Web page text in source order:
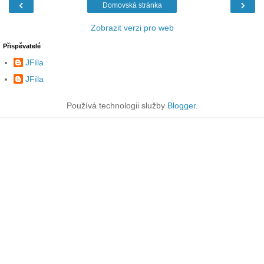
‹ ›
Domovská stránka
Zobrazit verzi pro web
Přispěvatelé
JFíla
JFíla
Používá technologii služby Blogger.